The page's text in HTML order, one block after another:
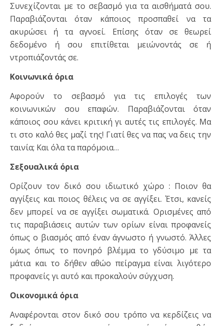
Συνεχίζονται με το σεβασμό για τα αισθήματά σου.
Παραβιάζονται όταν κάποιος προσπαθεί να τα
ακυρώσει ή τα αγνοεί. Επίσης όταν σε θεωρεί
δεδομένο ή σου επιτίθεται μειώνοντάς σε ή
ντροπιάζοντάς σε.
Κοινωνικά όρια
Αφορούν το σεβασμό για τις επιλογές των
κοινωνικών σου επαφών. Παραβιάζονται όταν
κάποιος σου κάνει κριτική γι αυτές τις επιλογές. Μα
τι στο καλό θες μαζί της! Γιατί θες να πας να δεις την
ταινία; Και όλα τα παρόμοια…
Σεξουαλικά όρια
Ορίζουν τον δικό σου ιδιωτικό χώρο : Ποιον θα
αγγίξεις και ποιος θέλεις να σε αγγίξει. Έτσι, κανείς
δεν μπορεί να σε αγγίξει σωματικά. Ορισμένες από
τις παραβιάσεις αυτών των ορίων είναι προφανείς
όπως ο βιασμός από έναν άγνωστο ή γνωστό. Άλλες
όμως όπως το πονηρό βλέμμα το γδύσιμο με τα
μάτια και το δήθεν αθώο πείραγμα είναι λιγότερο
προφανείς γι αυτό και προκαλούν σύγχυση.
Οικονομικά όρια
Αναφέρονται στον δικό σου τρόπο να κερδίζεις να